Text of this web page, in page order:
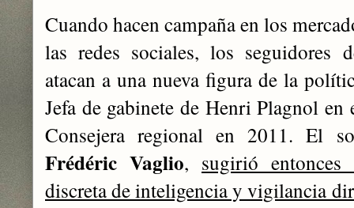
Cuando hacen campaña en los
las redes sociales, los seguidores
atacan a una nueva figura de la
Jefa de gabinete de Henri Plagnol
Consejera regional en 2011. El
Frédéric Vaglio, sugirió
discreta de inteligencia y vigilancia